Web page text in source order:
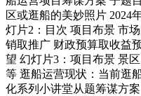
区或逛船的美妙照片 2024
灯片2：目次 项目布景 市
销取推广 财政预算取收益
望 幻灯片3：项目布景 景
等 逛船运营现状：当前逛
化系列小讲堂从题筹谋方